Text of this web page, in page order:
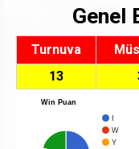
Genel
Turnuva
13
Win Puan
W
Y